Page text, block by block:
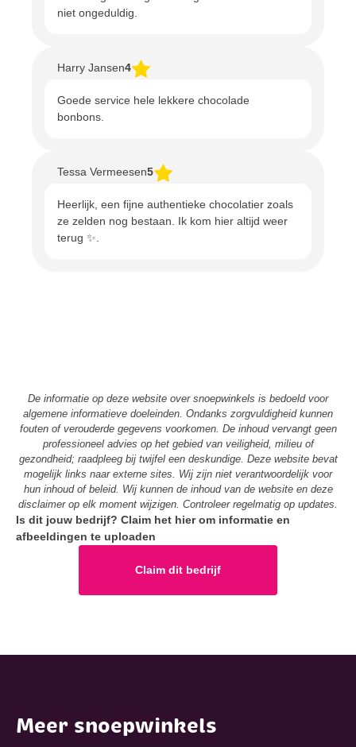
niet ongeduldig.
Harry Jansen4
Goede service hele lekkere chocolade
bonbons.
Tessa Vermeesen5
Heerlijk, een fijne authentieke chocolatier zoals
ze zelden nog bestaan. Ik kom hier altijd weer
terug ✨️.
De informatie op deze website over snoepwinkels is bedoeld voor
algemene informatieve doeleinden. Ondanks zorgvuldigheid kunnen
fouten of verouderde gegevens voorkomen. De inhoud vervangt geen
professioneel advies op het gebied van veiligheid, milieu of
gezondheid; raadpleeg bij twijfel een deskundige. Deze website bevat
mogelijk links naar externe sites. Wij zijn niet verantwoordelijk voor
hun inhoud of beleid. Wij kunnen de inhoud van de website en deze
disclaimer op elk moment wijzigen. Controleer regelmatig op updates.
Is dit jouw bedrijf? Claim het hier om informatie en
afbeeldingen te uploaden
Claim dit bedrijf
Meer snoepwinkels